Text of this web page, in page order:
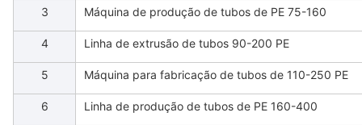
3 Máquina de produção de tubos de PE 75-160
4 Linha de extrusão de tubos 90-200 PE
5 Máquina para fabricação de tubos de 110-250 PE
6 Linha de produção de tubos de PE 160-400